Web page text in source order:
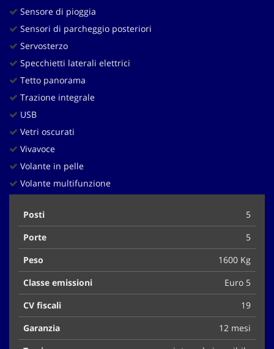
Sensore di pioggia
Sensori di parcheggio posteriori
Servosterzo
Specchietti laterali elettrici
Tetto panorama
Trazione integrale
USB
Vetri oscurati
Vivavoce
Volante in pelle
Volante multifunzione
Posti
5
Porte
5
Peso
1600 Kg
Classe emissioni
Euro 5
CV fiscali
19
Garanzia
12 mesi